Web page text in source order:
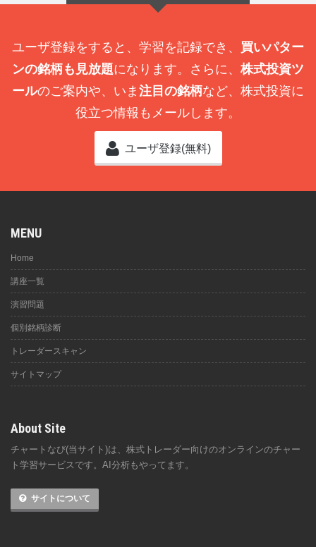
ユーザ登録をすると、学習を記録でき、 買いパター
ンの銘柄も見放題になります。さらに、 株式投資ツ
ールのご案内や、いま 注目の銘柄など、株式投資に
役立つ情報もメールします。
ユーザ登録(無料)
MENU
Home
講座一覧
演習問題
個別銘柄診断
トレーダースキャン
サイトマップ
About Site
チャートなび(当サイト)は、株式トレーダー向けのオンラインのチャー
ト学習サービスです。AI分析もやってます。
サイトについて